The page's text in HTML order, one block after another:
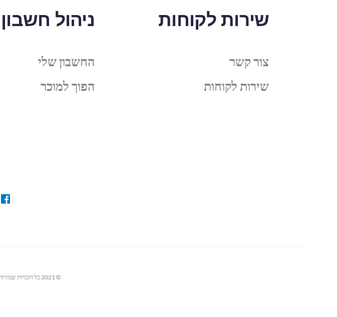
שירות לקוחות
צור קשר
שירות לקוחות
ניהול חשבון
החשבון שלי
הפוך למוכר
© 2021 כל הזכויות שמורות לפרימיום אקווטיקס בע"מ.